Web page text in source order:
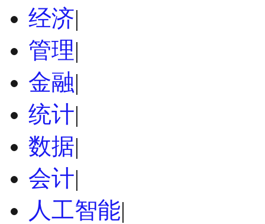
经济|
管理|
金融|
统计|
数据|
会计|
人工智能|